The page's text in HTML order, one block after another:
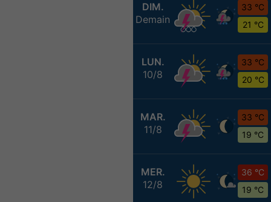
DIM.
Demain
33 °C
21 °C
LUN.
10/8
33 °C
20 °C
MAR.
11/8
33 °C
19 °C
MER.
12/8
36 °C
19 °C